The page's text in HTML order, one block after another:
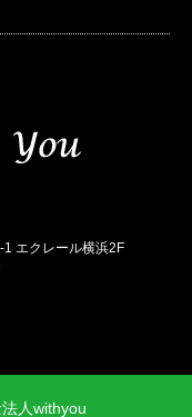
エクレール横浜2F
人withyou